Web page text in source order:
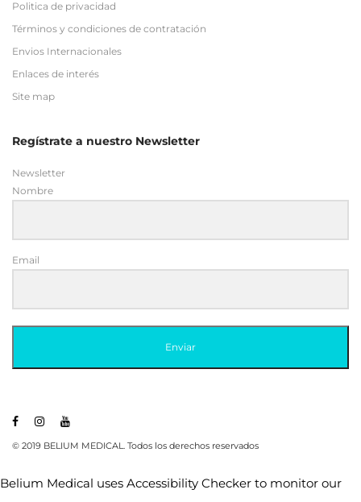
Regístrate a nuestro Newsletter
Newsletter
Email
website's accessibility.